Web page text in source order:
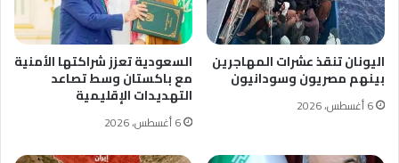
اليونان تنقذ عشرات المهاجرين
بينهم مصريون وسودانيون
6 أغسطس، 2026
السعودية تعزز شراكتها الأمنية
مع باكستان وسط تصاعد
التهديدات الإقليمية
6 أغسطس، 2026